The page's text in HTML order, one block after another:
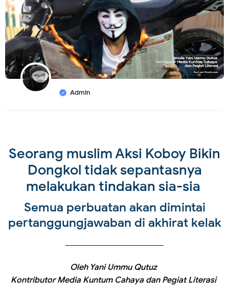
Admin
Seorang muslim Aksi Koboy Bikin
Dongkol tidak sepantasnya
melakukan tindakan sia-sia
Semua perbuatan akan dimintai
pertanggungjawaban di akhirat kelak
Oleh Yani Ummu Qutuz
Kontributor Media Kuntum Cahaya dan Pegiat Literasi